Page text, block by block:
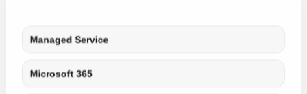
Managed Service
Microsoft 365